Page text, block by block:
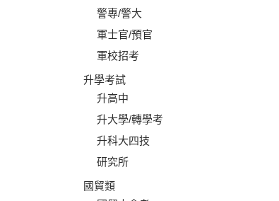
警專/警大
軍士官/預官
軍校招考
升學考試
升高中
升大學/轉學考
升科大四技
研究所
國貿類